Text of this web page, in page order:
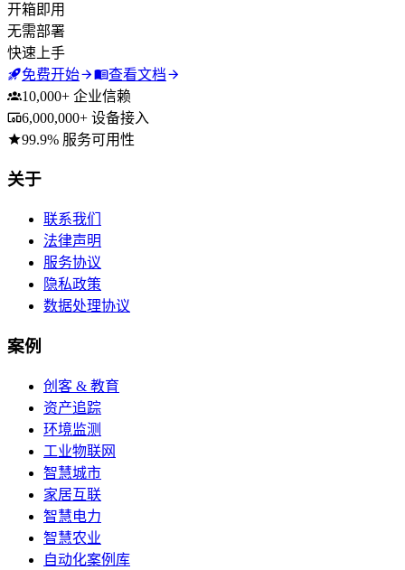
开箱即用
无需部署
快速上手
免费开始
查看文档
10,000+ 企业信赖
6,000,000+ 设备接入
99.9% 服务可用性
Footer
关于
联系我们
法律声明
服务协议
隐私政策
数据处理协议
案例
创客 & 教育
资产追踪
环境监测
工业物联网
智慧城市
家居互联
智慧电力
智慧农业
自动化案例库